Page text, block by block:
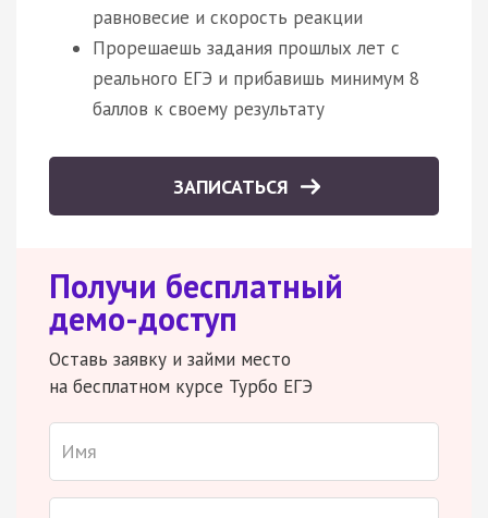
равновесие и скорость реакции
Прорешаешь задания прошлых лет с
реального ЕГЭ и прибавишь минимум 8
баллов к своему результату
ЗАПИСАТЬСЯ
Получи бесплатный
демо-доступ
Оставь заявку и займи место
на бесплатном курсе Турбо ЕГЭ